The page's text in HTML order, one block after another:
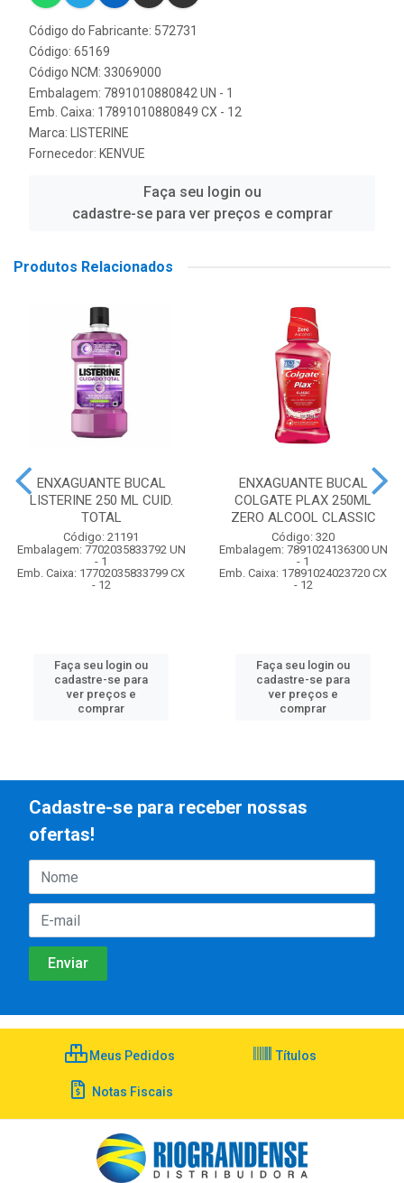
Código do Fabricante: 572731
Código: 65169
Código NCM: 33069000
Embalagem: 7891010880842 UN - 1
Emb. Caixa: 17891010880849 CX - 12
Marca:
LISTERINE
Fornecedor: KENVUE
Faça seu login ou
cadastre-se para ver preços e comprar
Produtos Relacionados
ENXAGUANTE BUCAL
LISTERINE 250 ML CUID.
TOTAL
Código: 21191
Embalagem: 7702035833792 UN
- 1
Emb. Caixa: 17702035833799 CX
- 12
Faça seu login ou
cadastre-se para
ver preços e
comprar
ENXAGUANTE BUCAL
COLGATE PLAX 250ML
ZERO ALCOOL CLASSIC
Código: 320
Embalagem: 7891024136300 UN
- 1
Emb. Caixa: 17891024023720 CX
- 12
Faça seu login ou
cadastre-se para
ver preços e
comprar
Cadastre-se para receber nossas
ofertas!
Meus Pedidos Títulos
Notas Fiscais